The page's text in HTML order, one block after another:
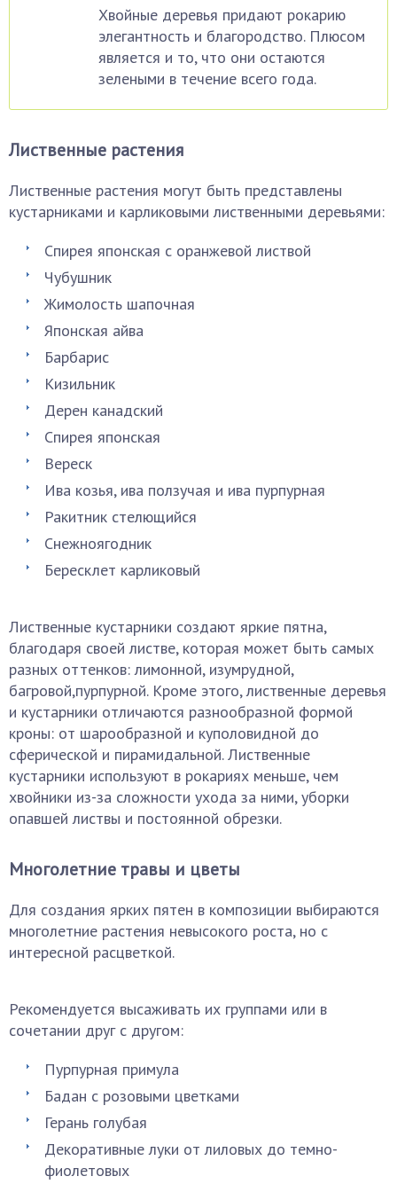
Хвойные деревья придают рокарию
элегантность и благородство. Плюсом
является и то, что они остаются
зелеными в течение всего года.
Лиственные растения
Лиственные растения могут быть представлены
кустарниками и карликовыми лиственными деревьями:
Спирея японская с оранжевой листвой
Чубушник
Жимолость шапочная
Японская айва
Барбарис
Кизильник
Дерен канадский
Спирея японская
Вереск
Ива козья, ива ползучая и ива пурпурная
Ракитник стелющийся
Снежноягодник
Бересклет карликовый
Лиственные кустарники создают яркие пятна,
благодаря своей листве, которая может быть самых
разных оттенков: лимонной, изумрудной,
багровой,пурпурной. Кроме этого, лиственные деревья
и кустарники отличаются разнообразной формой
кроны: от шарообразной и куполовидной до
сферической и пирамидальной. Лиственные
кустарники используют в рокариях меньше, чем
хвойники из-за сложности ухода за ними, уборки
опавшей листвы и постоянной обрезки.
Многолетние травы и цветы
Для создания ярких пятен в композиции выбираются
многолетние растения невысокого роста, но с
интересной расцветкой.
Рекомендуется высаживать их группами или в
сочетании друг с другом:
Пурпурная примула
Бадан с розовыми цветками
Герань голубая
Декоративные луки от лиловых до темно-
фиолетовых